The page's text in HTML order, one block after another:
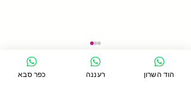
כפר סבא רעננה הוד השרון